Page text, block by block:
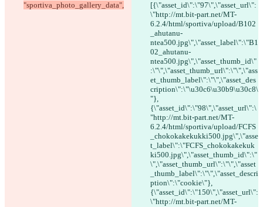
"sportiva_photo_gallery_data",
[{\"asset_id\":\"97\",\"asset_url\":
\"http://mt.bit-part.net/MT-
6.2.4/html/sportiva/upload/B102
_ahutanu-
ntea500.jpg\",\"asset_label\":\"B1
02_ahutanu-
ntea500.jpg\",\"asset_thumb_id\"
:\"\",\"asset_thumb_url\":\"\",\"ass
et_thumb_label\":\"\",\"asset_des
cription\":\"\u30c6\u30b9\u30c8\
"},
{\"asset_id\":\"98\",\"asset_url\":\
"http://mt.bit-part.net/MT-
6.2.4/html/sportiva/upload/FCFS
_chokokakekukki500.jpg\",\"asse
t_label\":\"FCFS_chokokakekuk
ki500.jpg\",\"asset_thumb_id\":\"
\",\"asset_thumb_url\":\"\",\"asset
_thumb_label\":\"\",\"asset_descri
ption\":\"cookie\"},
{\"asset_id\":\"150\",\"asset_url\":
\"http://mt.bit-part.net/MT-